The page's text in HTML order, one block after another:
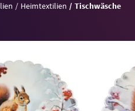
Heimtextilien Tischwäsche